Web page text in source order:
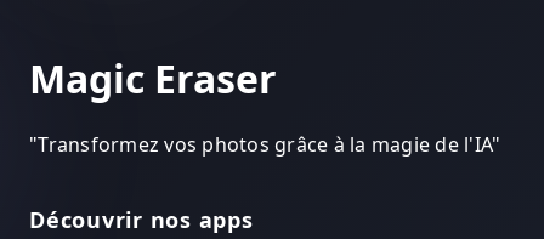
Magic Eraser
"Transformez vos photos grâce à la magie de l'IA"
Découvrir nos apps